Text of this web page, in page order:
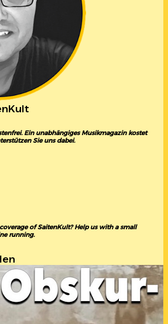
Ein unabhängiges Musikmagazin kostet
Sie uns dabei.
of SaitenKult? Help us with a small
running.